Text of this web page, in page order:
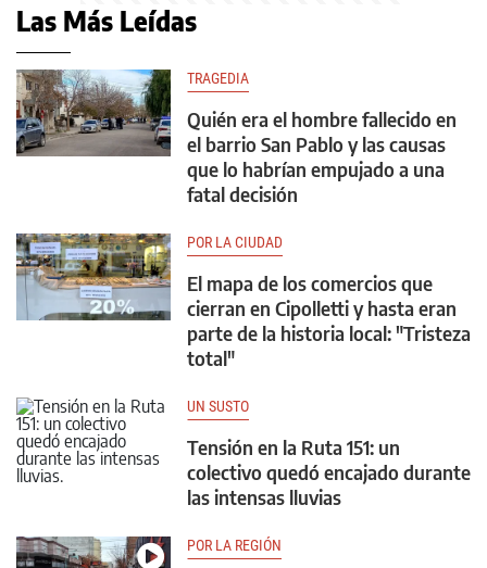
Las Más Leídas
TRAGEDIA
Quién era el hombre fallecido en
el barrio San Pablo y las causas
que lo habrían empujado a una
fatal decisión
POR LA CIUDAD
El mapa de los comercios que
cierran en Cipolletti y hasta eran
parte de la historia local: "Tristeza
total"
UN SUSTO
Tensión en la Ruta 151: un
colectivo quedó encajado durante
las intensas lluvias
POR LA REGIÓN